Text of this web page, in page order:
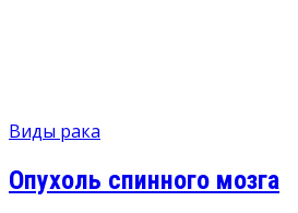
Виды рака
Опухоль спинного мозга